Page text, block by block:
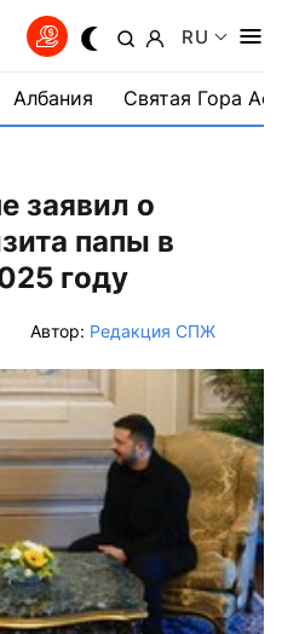
RU
Албания Святая Гора
заявил о
папы в
году
Автор: Редакция СПЖ